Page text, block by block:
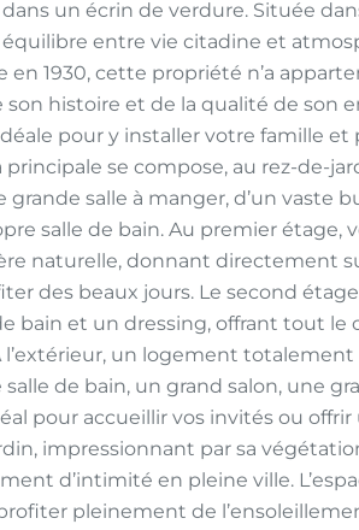
un écrin de verdure. Située
entre vie citadine et
en 1930, cette propriété n’a
histoire et de la qualité de son
pour y installer votre famille
principale se compose, au rez-de-
salle à manger, d’un vaste
salle de bain. Au premier étage,
naturelle, donnant directement
des beaux jours. Le second
bain et un dressing, offrant tout le
l’extérieur, un logement
de bain, un grand salon, une
pour accueillir vos invités ou
impressionnant par sa
d’intimité en pleine ville.
pleinement de